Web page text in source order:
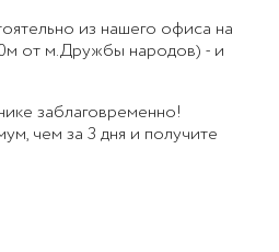
из нашего офиса на
от м.Дружбы народов) - и
заблаговременно!
чем за 3 дня и получите